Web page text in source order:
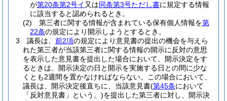
が第20条第2号イ 又は同条第3号ただし書に規定する情報
に該当すると認められるとき。
(2)
第三者に関する情報が含まれている保有個人情報を第
22条の規定により開示しようとするとき。
3
議長は、 前2項の規定により意見書の提出の機会を与えら
れた第三者が当該第三者に関する情報の開示に反対の意思
を表示した意見書を提出した場合において、開示決定をす
るときは、開示決定の日と開示を実施する日との間に少な
くとも2週間を置かなければならない。
この場合において、
議長は、開示決定後直ちに、当該意見書(第45条において
「反対意見書」という。)を提出した第三者に対し、開示決